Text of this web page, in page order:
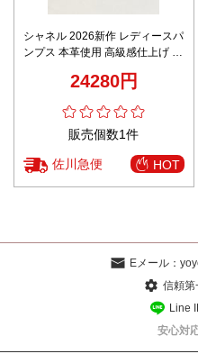
シャネル 2026新作 レディースパ
ンプス 本革使用 高級感仕上げ 精
イト 格安 エレガントヒール
24280円
販売個数1件
佐川急便 HOT
Eメール：
信頼第
Line
安心対